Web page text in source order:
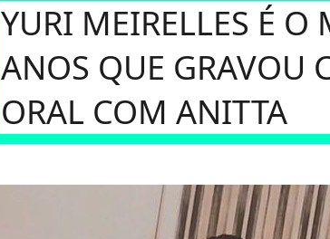
YURI MEIRELLES É O
ANOS QUE GRAVOU
ORAL COM ANITTA